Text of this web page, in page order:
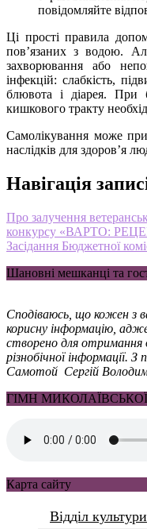
повідомляйте
Ці прості правила
пов’язаних з водою.
захворювання або
інфекцій: слабкість,
блювота і діарея. При
кишкового тракту
Самолікування може
наслідків для здоров’я
Навігація
Про залучення
конкурсу «ВАРТО:
Засідання Бюджетної
Шановні мешканці та
Сподіваюсь, що кожен з
корисну інформацію,
створено для отримання
різнобічної інформації. З
Самотой Сергій
ГІМН
Карта сайту
Відділ культури